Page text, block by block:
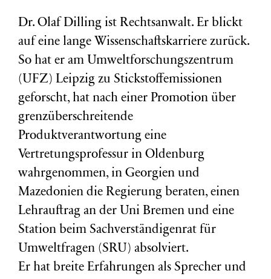
Dr. Olaf Dilling ist Rechtsanwalt. Er blickt
auf eine lange Wissenschaftskarriere zurück.
So hat er am Umweltforschungszentrum
(UFZ) Leipzig zu Stickstoffemissionen
geforscht, hat nach einer Promotion über
grenzüberschreitende
Produktverantwortung eine
Vertretungsprofessur in Oldenburg
wahrgenommen, in Georgien und
Mazedonien die Regierung beraten, einen
Lehrauftrag an der Uni Bremen und eine
Station beim Sachverständigenrat für
Umweltfragen (SRU) absolviert.
Er hat breite Erfahrungen als Sprecher und